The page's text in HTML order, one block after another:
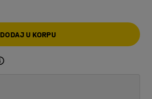
DODAJ U KORPU